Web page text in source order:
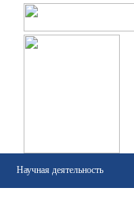
Научная деятельность